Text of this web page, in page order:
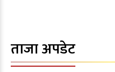
ताजा अपडेट